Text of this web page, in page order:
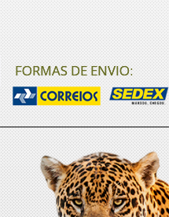
FORMAS DE ENVIO: